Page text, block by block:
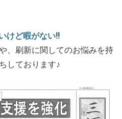
けど暇がない!!
、刷新に関してのお悩みを持
しております♪